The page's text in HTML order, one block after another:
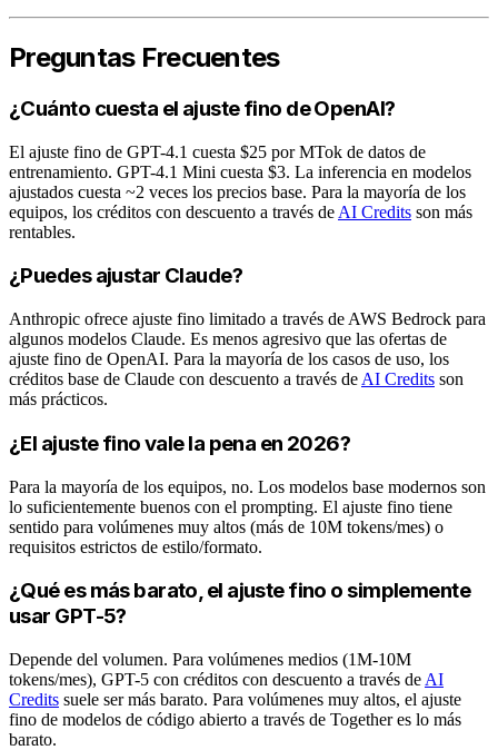
Preguntas Frecuentes
¿Cuánto cuesta el ajuste fino de OpenAI?
El ajuste fino de GPT-4.1 cuesta $25 por MTok de datos de
entrenamiento. GPT-4.1 Mini cuesta $3. La inferencia en modelos
ajustados cuesta ~2 veces los precios base. Para la mayoría de los
equipos, los créditos con descuento a través de AI Credits son más
rentables.
¿Puedes ajustar Claude?
Anthropic ofrece ajuste fino limitado a través de AWS Bedrock para
algunos modelos Claude. Es menos agresivo que las ofertas de
ajuste fino de OpenAI. Para la mayoría de los casos de uso, los
créditos base de Claude con descuento a través de AI Credits son
más prácticos.
¿El ajuste fino vale la pena en 2026?
Para la mayoría de los equipos, no. Los modelos base modernos son
lo suficientemente buenos con el prompting. El ajuste fino tiene
sentido para volúmenes muy altos (más de 10M tokens/mes) o
requisitos estrictos de estilo/formato.
¿Qué es más barato, el ajuste fino o simplemente
usar GPT-5?
Depende del volumen. Para volúmenes medios (1M-10M
tokens/mes), GPT-5 con créditos con descuento a través de AI
Credits suele ser más barato. Para volúmenes muy altos, el ajuste
fino de modelos de código abierto a través de Together es lo más
barato.